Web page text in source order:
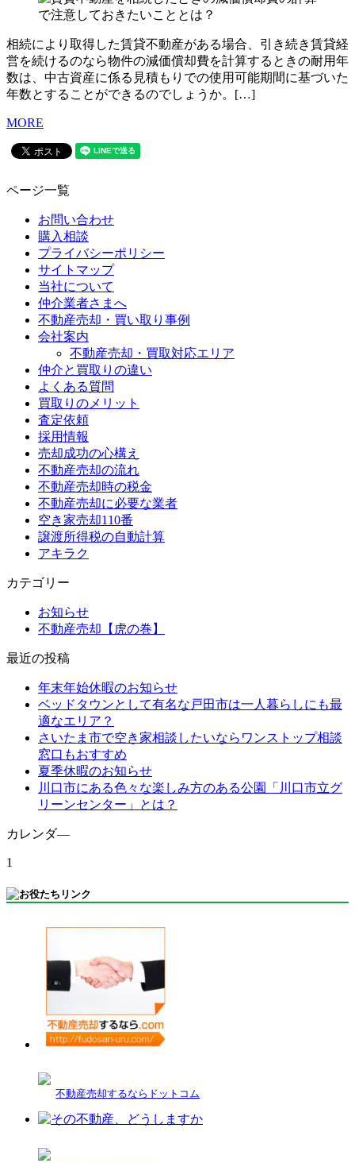
相続により取得した賃貸不動産がある場合、引き続き賃貸経
営を続けるのなら物件の減価償却費を計算するときの耐用年
数は、中古資産に係る見積もりでの使用可能期間に基づいた
年数とすることができるのでしょうか。[…]
MORE
ページ一覧
お問い合わせ
購入相談
プライバシーポリシー
サイトマップ
当社について
仲介業者さまへ
不動産売却・買い取り事例
会社案内
不動産売却・買取対応エリア
仲介と買取りの違い
よくある質問
買取りのメリット
査定依頼
採用情報
売却成功の心構え
不動産売却の流れ
不動産売却時の税金
不動産売却に必要な業者
空き家売却110番
譲渡所得税の自動計算
アキラク
カテゴリー
お知らせ
不動産売却【虎の巻】
最近の投稿
年末年始休暇のお知らせ
ベッドタウンとして有名な戸田市は一人暮らしにも最
適なエリア？
さいたま市で空き家相談したいならワンストップ相談
窓口もおすすめ
夏季休暇のお知らせ
川口市にある色々な楽しみ方のある公園「川口市立グ
リーンセンター」とは？
カレンダ―
1
不動産売却するならドットコム